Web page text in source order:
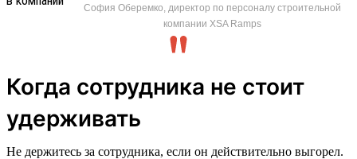
София Оберемко, директор по персоналу строительной
компании XSA Ramps
Когда сотрудника не стоит
удерживать
Не держитесь за сотрудника, если он действительно выгорел.